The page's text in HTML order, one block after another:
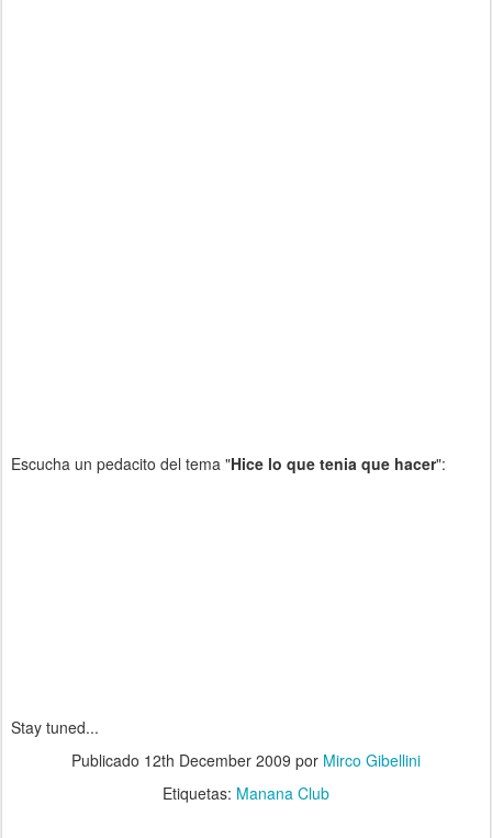
Escucha un pedacito del tema "Hice lo que tenia que hacer":
Stay tuned...
Publicado 12th December 2009 por Mirco Gibellini
Etiquetas: Manana Club